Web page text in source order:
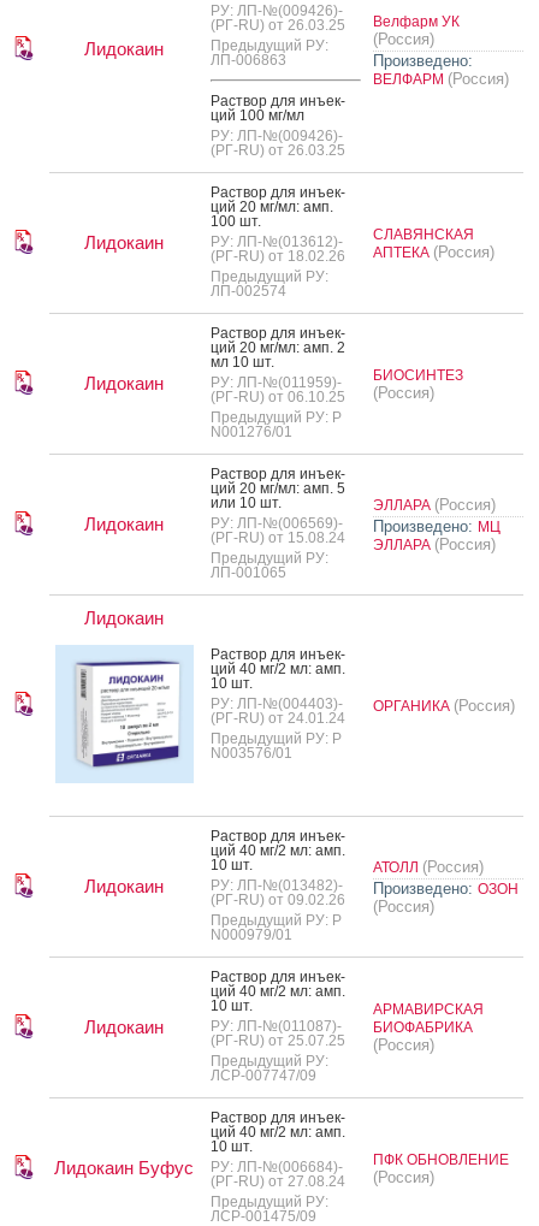
Лидокаин
РУ: ЛП-№(009426)-
(РГ-RU) от 26.03.25
Предыдущий РУ:
ЛП-006863
Рас­твор для инъ­ек­
ций 100 мг/мл
РУ: ЛП-№(009426)-
(РГ-RU) от 26.03.25
Велфарм УК
(Россия)
Произведено:
ВЕЛФАРМ (Россия)
Лидокаин
Рас­твор для инъ­ек­
ций 20 мг/мл: амп.
100 шт.
РУ: ЛП-№(013612)-
(РГ-RU) от 18.02.26
Предыдущий РУ:
ЛП-002574
СЛАВЯНСКАЯ
АПТЕКА (Россия)
Лидокаин
Рас­твор для инъ­ек­
ций 20 мг/мл: амп. 2
мл 10 шт.
РУ: ЛП-№(011959)-
(РГ-RU) от 06.10.25
Предыдущий РУ: Р
N001276/01
БИОСИНТЕЗ
(Россия)
Лидокаин
Рас­твор для инъ­ек­
ций 20 мг/мл: амп. 5
или 10 шт.
РУ: ЛП-№(006569)-
(РГ-RU) от 15.08.24
Предыдущий РУ:
ЛП-001065
ЭЛЛАРА (Россия)
Произведено: МЦ
ЭЛЛАРА (Россия)
Лидокаин
Рас­твор для инъ­ек­
ций 40 мг/2 мл: амп.
10 шт.
РУ: ЛП-№(004403)-
(РГ-RU) от 24.01.24
Предыдущий РУ: Р
N003576/01
ОРГАНИКА (Россия)
Лидокаин
Рас­твор для инъ­ек­
ций 40 мг/2 мл: амп.
10 шт.
РУ: ЛП-№(013482)-
(РГ-RU) от 09.02.26
Предыдущий РУ: Р
N000979/01
АТОЛЛ (Россия)
Произведено: ОЗОН
(Россия)
Лидокаин
Рас­твор для инъ­ек­
ций 40 мг/2 мл: амп.
10 шт.
РУ: ЛП-№(011087)-
(РГ-RU) от 25.07.25
Предыдущий РУ:
ЛСР-007747/09
АРМАВИРСКАЯ
БИОФАБРИКА
(Россия)
Лидокаин Буфус
Рас­твор для инъ­ек­
ций 40 мг/2 мл: амп.
10 шт.
РУ: ЛП-№(006684)-
(РГ-RU) от 27.08.24
Предыдущий РУ:
ЛСР-001475/09
ПФК ОБНОВЛЕНИЕ
(Россия)